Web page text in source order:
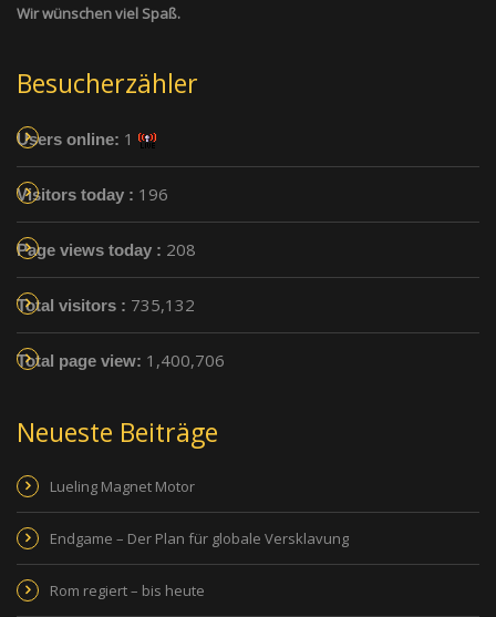
Wir wünschen viel Spaß.
Besucherzähler
Users online: 1
Visitors today : 196
Page views today : 208
Total visitors : 735,132
Total page view: 1,400,706
Neueste Beiträge
Lueling Magnet Motor
Endgame – Der Plan für globale Versklavung
Rom regiert – bis heute